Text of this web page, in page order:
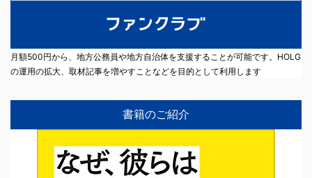
月額500円から、地方公務員や地方自治体を支援することが可能です。HOLG
の運用の拡大、取材記事を増やすことなどを目的として利用します
書籍のご紹介